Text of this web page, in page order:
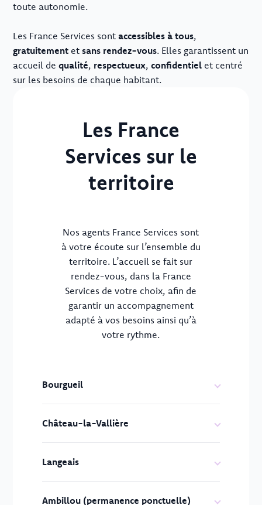
toute autonomie.
Les France Services sont accessibles à tous,
gratuitement etsans rendez-vous. Elles garantissent un
accueil dequalité, respectueux,confidentiel et centré
sur les besoins de chaque habitant.
Les France
Services sur le
territoire
Nos agents France Services sont
à votre écoute sur l’ensemble du
territoire. L’accueil se fait sur
rendez-vous, dans la France
Services de votre choix, afin de
garantir un accompagnement
adapté à vos besoins ainsi qu’à
votre rythme.
Bourgueil
Château-la-Vallière
Langeais
Ambillou (permanence ponctuelle)